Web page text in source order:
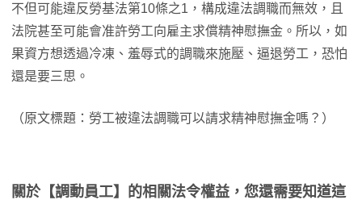
不但可能違反勞基法第10條之1，構成違法調職而無效，且
法院甚至可能會准許勞工向雇主求償精神慰撫金。所以，如
果資方想透過冷凍、羞辱式的調職來施壓、逼退勞工，恐怕
還是要三思。
（原文標題：勞工被違法調職可以請求精神慰撫金嗎？）
關於【調動員工】的相關法令權益，您還需要知道這